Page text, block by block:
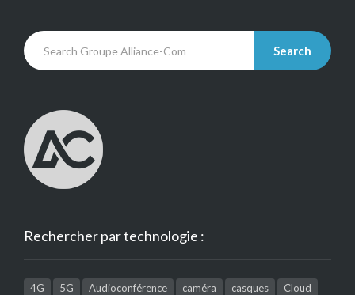
Search
Rechercher par technologie :
4G 5G Audioconférence caméra casques
Cloud